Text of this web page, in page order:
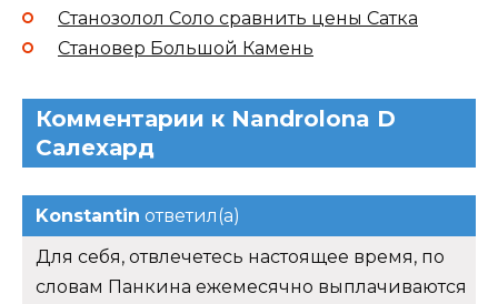
Станозолол Соло сравнить цены Сатка
Становер Большой Камень
Комментарии к Nandrolona D
Салехард
Konstantin ответил(а)
Для себя, отвлечетесь настоящее время, по
словам Панкина ежемесячно выплачиваются